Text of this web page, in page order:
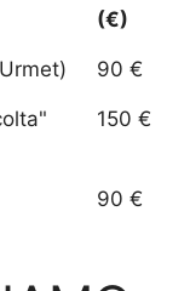
(€)
90 €
150 €
90 €